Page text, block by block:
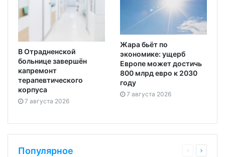
В Отрадненской
больнице завершён
капремонт
терапевтического
корпуса
7 августа 2026
Жара бьёт по
экономике: ущерб
Европе может достичь
800 млрд евро к 2030
году
7 августа 2026
Популярное